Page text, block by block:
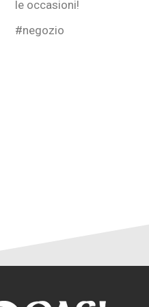
le occasioni!
#negozio